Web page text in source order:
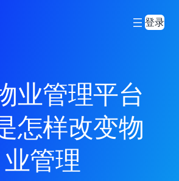
登录
业管理平台
怎样改变物
业管理